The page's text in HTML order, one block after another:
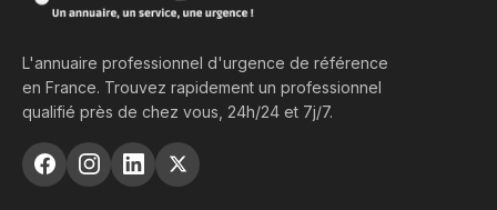
L'annuaire professionnel d'urgence de référence
en France. Trouvez rapidement un professionnel
qualifié près de chez vous, 24h/24 et 7j/7.